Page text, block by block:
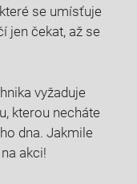
se umísťuje
jen čekat, až se
vyžaduje
kterou necháte
dna.‍ Jakmile
akci!